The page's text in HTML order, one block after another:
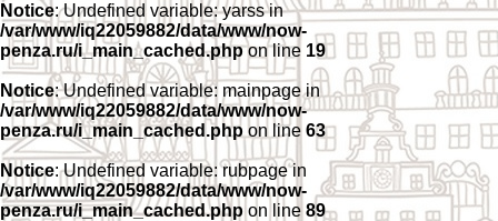
Notice: Undefined variable: yarss in
/var/www/iq22059882/data/www/now-
penza.ru/i_main_cached.phpon line 19
Notice: Undefined variable: mainpage in
/var/www/iq22059882/data/www/now-
penza.ru/i_main_cached.php on line 63
Notice: Undefined variable: rubpage in
/var/www/iq22059882/data/www/now-
penza.ru/i_main_cached.php on line 89